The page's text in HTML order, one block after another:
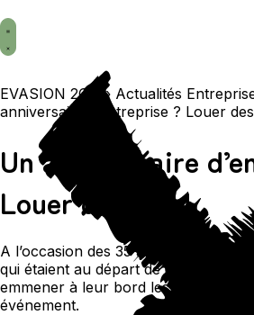
EVASION 2CV » Actualités
anniversaire d’entreprise ? Louer
Un anniversaire
Louer des 2cv !
A l’occasion des 35 ans de Mondial
qui étaient au départ de ce rallye
emmener à leur bord les 130
événement.